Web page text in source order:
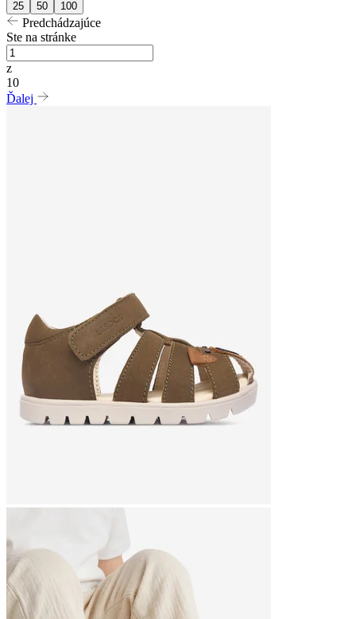
25 50 100
Predchádzajúce
Ste na stránke
z
10
Ďalej